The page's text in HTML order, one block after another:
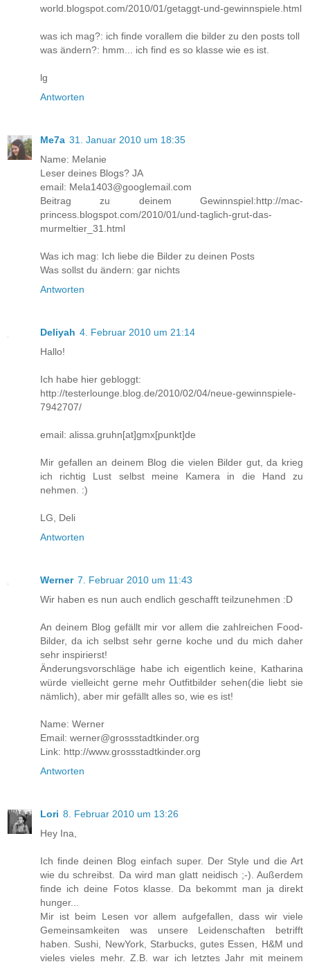
world.blogspot.com/2010/01/getaggt-und-gewinnspiele.html
was ich mag?: ich finde vorallem die bilder zu den posts toll
was ändern?: hmm... ich find es so klasse wie es ist.
lg
Antworten
Me7a 31. Januar 2010 um 18:35
Name: Melanie
Leser deines Blogs? JA
email: Mela1403@googlemail.com
Beitrag zu deinem Gewinnspiel:http://mac-
princess.blogspot.com/2010/01/und-taglich-grut-das-
murmeltier_31.html
Was ich mag: Ich liebe die Bilder zu deinen Posts
Was sollst du ändern: gar nichts
Antworten
Deliyah 4. Februar 2010 um 21:14
Hallo!
Ich habe hier gebloggt:
http://testerlounge.blog.de/2010/02/04/neue-gewinnspiele-
7942707/
email: alissa.gruhn[at]gmx[punkt]de
Mir gefallen an deinem Blog die vielen Bilder gut, da krieg
ich richtig Lust selbst meine Kamera in die Hand zu
nehmen. :)
LG, Deli
Antworten
Werner 7. Februar 2010 um 11:43
Wir haben es nun auch endlich geschafft teilzunehmen :D
An deinem Blog gefällt mir vor allem die zahlreichen Food-
Bilder, da ich selbst sehr gerne koche und du mich daher
sehr inspirierst!
Änderungsvorschläge habe ich eigentlich keine, Katharina
würde vielleicht gerne mehr Outfitbilder sehen(die liebt sie
nämlich), aber mir gefällt alles so, wie es ist!
Name: Werner
Email: werner@grossstadtkinder.org
Link: http://www.grossstadtkinder.org
Antworten
Lori 8. Februar 2010 um 13:26
Hey Ina,
Ich finde deinen Blog einfach super. Der Style und die Art
wie du schreibst. Da wird man glatt neidisch ;-). Außerdem
finde ich deine Fotos klasse. Da bekommt man ja direkt
hunger...
Mir ist beim Lesen vor allem aufgefallen, dass wir viele
Gemeinsamkeiten was unsere Leidenschaften betrifft
haben. Sushi, NewYork, Starbucks, gutes Essen, H&M und
vieles vieles mehr. Z.B. war ich letztes Jahr mit meinem